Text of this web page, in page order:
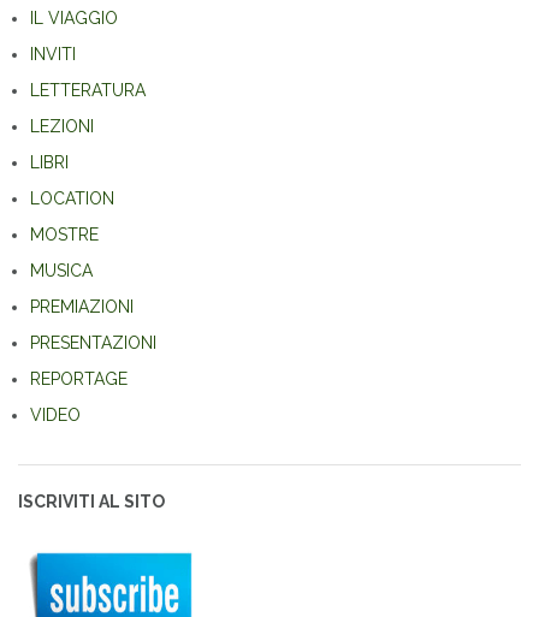
IL VIAGGIO
INVITI
LETTERATURA
LEZIONI
LIBRI
LOCATION
MOSTRE
MUSICA
PREMIAZIONI
PRESENTAZIONI
REPORTAGE
VIDEO
ISCRIVITI AL SITO